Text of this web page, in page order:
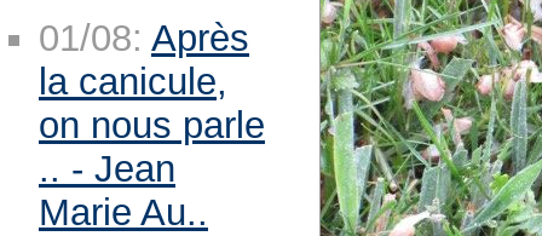
01/08: Après
la canicule,
on nous parle
.. - Jean
Marie Au..